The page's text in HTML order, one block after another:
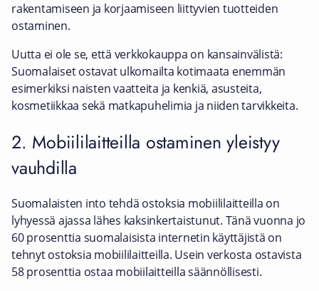
rakentamiseen ja korjaamiseen liittyvien tuotteiden
ostaminen.
Uutta ei ole se, että verkkokauppa on kansainvälistä:
Suomalaiset ostavat ulkomailta kotimaata enemmän
esimerkiksi naisten vaatteita ja kenkiä, asusteita,
kosmetiikkaa sekä matkapuhelimia ja niiden tarvikkeita.
2. Mobiililaitteilla ostaminen yleistyy
vauhdilla
Suomalaisten into tehdä ostoksia mobiililaitteilla on
lyhyessä ajassa lähes kaksinkertaistunut. Tänä vuonna jo
60 prosenttia suomalaisista internetin käyttäjistä on
tehnyt ostoksia mobiililaitteilla. Usein verkosta ostavista
58 prosenttia ostaa mobiilaitteilla säännöllisesti.